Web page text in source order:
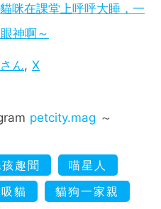
咪在課堂上呼呼大睡，一
神啊～
ん, X
petcity.mag ～
趣聞
喵星人
吸貓
貓狗一家親